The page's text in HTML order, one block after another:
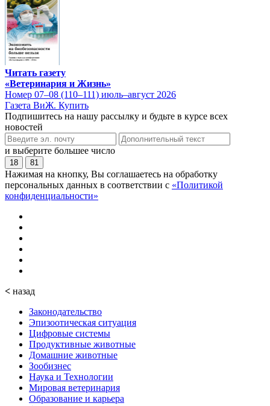
Читать газету
«Ветеринария и Жизнь»
Номер 07–08 (110–111) июль–август 2026
Газета ВиЖ. Купить
Подпишитесь на нашу рассылку и будьте в курсе всех
новостей
и выберите большее число
18 81
Нажимая на кнопку, Вы соглашаетесь на обработку
персональных данных в соответствии с «Политикой
конфиденциальности»
< назад
Законодательство
Эпизоотическая ситуация
Цифровые системы
Продуктивные животные
Домашние животные
Зообизнес
Наука и Технологии
Мировая ветеринария
Образование и карьера